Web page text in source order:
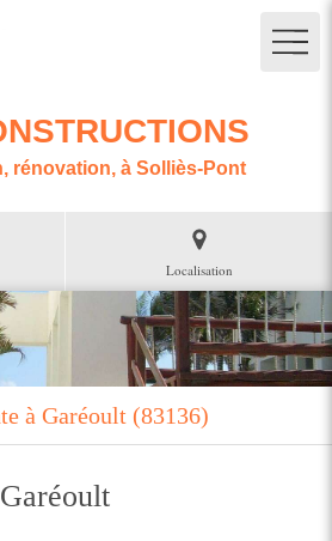
rénovation, à Solliès-Pont
Localisation
à Garéoult (83136)